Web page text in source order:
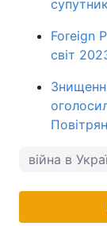
Foreign
світ
війна в